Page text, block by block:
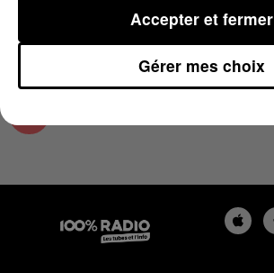
Gérer mes choix
Accepter et fermer